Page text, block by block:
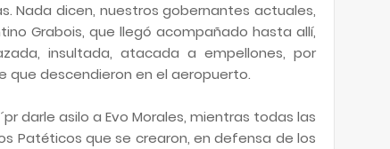
Nada dicen, nuestros gobernantes actuales,
Grabois, que llegó acompañado hasta allí,
insultada, atacada a empellones, por
que descendieron en el aeropuerto.
darle asilo a Evo Morales, mientras todas las
Patéticos que se crearon, en defensa de los